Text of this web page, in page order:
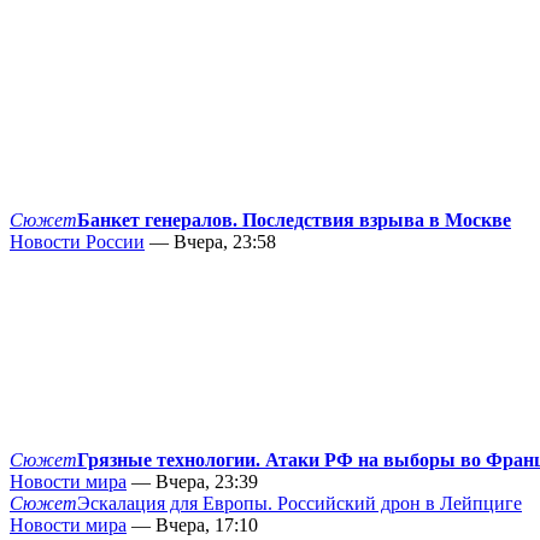
СюжетБанкет генералов. Последствия взрыва в Москве
Новости России — Вчера, 23:58
СюжетГрязные технологии. Атаки РФ на выборы во
Новости мира — Вчера, 23:39
СюжетЭскалация для Европы. Российский дрон в Лейпциге
Новости мира — Вчера, 17:10